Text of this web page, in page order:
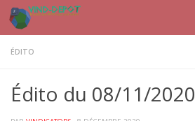
Skip to content
ÉDITO
Édito du 08/11/2020